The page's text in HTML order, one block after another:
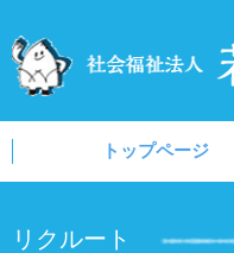
トップページ
リクルート